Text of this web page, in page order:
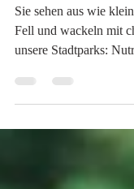
Sie sehen aus wie
unsere Stadtparks: